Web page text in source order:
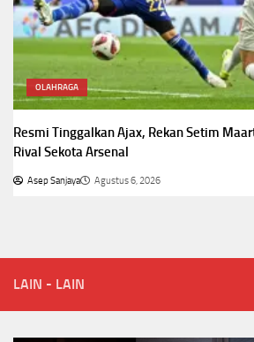
OLAHRAGA
Resmi Tinggalkan Ajax, Rekan Setim
Rival Sekota Arsenal
Asep Sanjaya Agustus 6, 2026
LAIN - LAIN